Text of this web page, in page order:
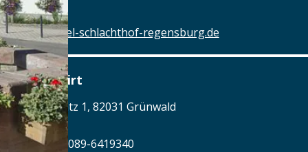
Details
www.hotel-schlachthof-regensburg.de
Alter Wirt
Marktplatz 1, 82031 Grünwald
Tel.: Tel.: 089-6419340